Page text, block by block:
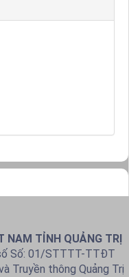
NAM TỈNH QUẢNG TRỊ
Số: 01/STTTT-TTĐT
Truyền thông Quảng Trị